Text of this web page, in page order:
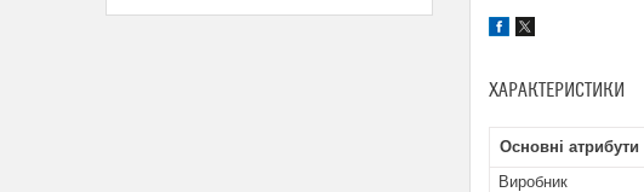
ХАРАКТЕРИСТИКИ
Основні атрибути
Виробник